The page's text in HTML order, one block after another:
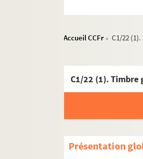
Accueil CCFr > C1/22
Présentation
AA. Copie